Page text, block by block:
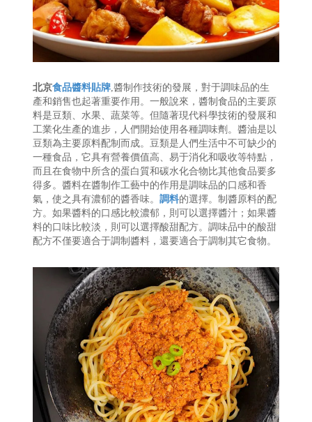
北京食品醬料貼牌 ,醬制作技術的發展，對于調味品的生
產和銷售也起著重要作用。一般說來，醬制食品的主要原
料是豆類、水果、蔬菜等。但隨著現代科學技術的發展和
工業化生產的進步，人們開始使用各種調味劑。醬油是以
豆類為主要原料配制而成。豆類是人們生活中不可缺少的
一種食品，它具有營養價值高、易于消化和吸收等特點，
而且在食物中所含的蛋白質和碳水化合物比其他食品要多
得多。醬料在醬制作工藝中的作用是調味品的口感和香
氣，使之具有濃郁的醬香味。調料的選擇。制醬原料的配
方。如果醬料的口感比較濃郁，則可以選擇醬汁；如果醬
料的口味比較淡，則可以選擇酸甜配方。調味品中的酸甜
配方不僅要適合于調制醬料，還要適合于調制其它食物。